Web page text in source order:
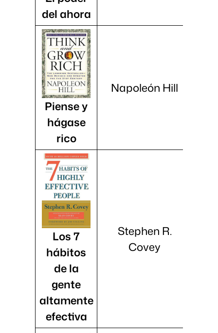
del ahora
Piense y
hágase
rico
Napoleón Hill
Los 7
hábitos
de la
gente
altamente
efectiva
Stephen R.
Covey